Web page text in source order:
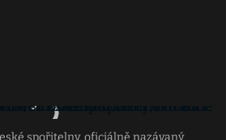
spořitelny, oficiálně nazávaný